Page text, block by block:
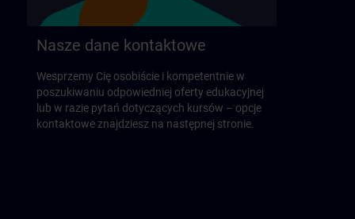
Nasze dane kontaktowe
Wesprzemy Cię osobiście i kompetentnie w
poszukiwaniu odpowiedniej oferty edukacyjnej
lub w razie pytań dotyczących kursów – opcje
kontaktowe znajdziesz na następnej stronie.